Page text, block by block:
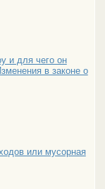
и для чего он
в законе о
или мусорная